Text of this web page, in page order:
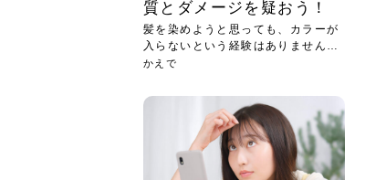
質とダメージを疑おう！
髪を染めようと思っても、カラーが
入らないという経験はありません
か？そ...
かえで